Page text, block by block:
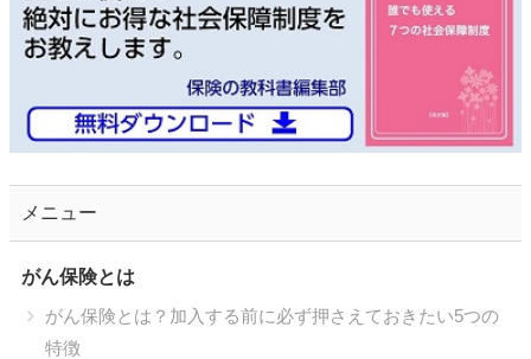
メニュー
がん保険とは
がん保険とは？加入する前に必ず押さえておきたい5つの
特徴